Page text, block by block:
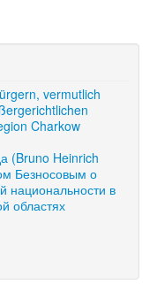
vermutlich
Charkow
(Bruno Heinrich
Безносовым о
национальности в
областях